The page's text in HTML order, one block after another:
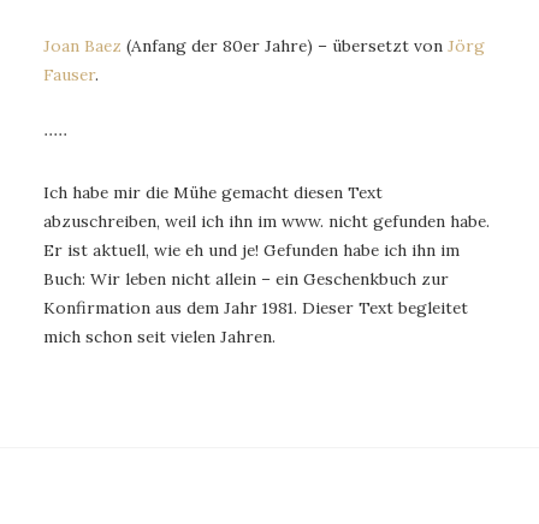
Joan Baez (Anfang der 80er Jahre) – übersetzt von Jörg
Fauser.
∙∙∙∙∙
Ich habe mir die Mühe gemacht diesen Text
abzuschreiben, weil ich ihn im www. nicht gefunden habe.
Er ist aktuell, wie eh und je! Gefunden habe ich ihn im
Buch: Wir leben nicht allein – ein Geschenkbuch zur
Konfirmation aus dem Jahr 1981. Dieser Text begleitet
mich schon seit vielen Jahren.